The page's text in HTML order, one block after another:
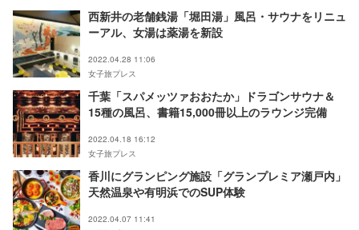
西新井の老舗銭湯「堀田湯」風呂・サウナをリニュ
ーアル、女湯は薬湯を新設
2022.04.28 11:06
女子旅プレス
千葉「スパメッツァおおたか」ドラゴンサウナ＆
15種の風呂、書籍15,000冊以上のラウンジ完備
2022.04.18 16:12
女子旅プレス
香川にグランピング施設「グランプレミア瀬戸内」
天然温泉や有明浜でのSUP体験
2022.04.07 11:41